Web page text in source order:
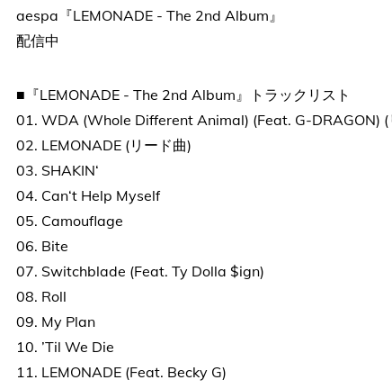
aespa『LEMONADE - The 2nd Album』
配信中
■『LEMONADE - The 2nd Album』トラックリスト
01. WDA (Whole Different Animal) (Feat. G-DRAGON) (
02. LEMONADE (リード曲)
03. SHAKIN‘
04. Can‘t Help Myself
05. Camouflage
06. Bite
07. Switchblade (Feat. Ty Dolla $ign)
08. Roll
09. My Plan
10. ’Til We Die
11. LEMONADE (Feat. Becky G)